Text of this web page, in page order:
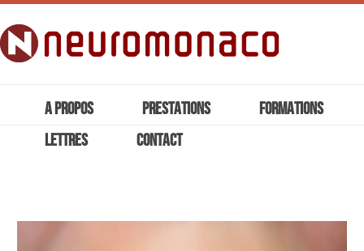
A PROPOS PRESTATIONS
FORMATIONS
LETTRES
CONTACT